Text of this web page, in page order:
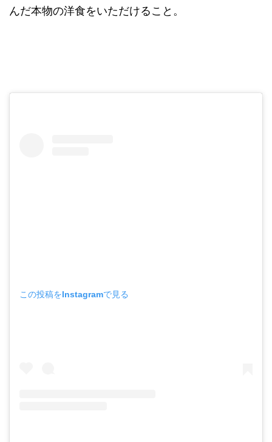
んだ本物の洋食をいただけること。
この投稿をInstagramで見る